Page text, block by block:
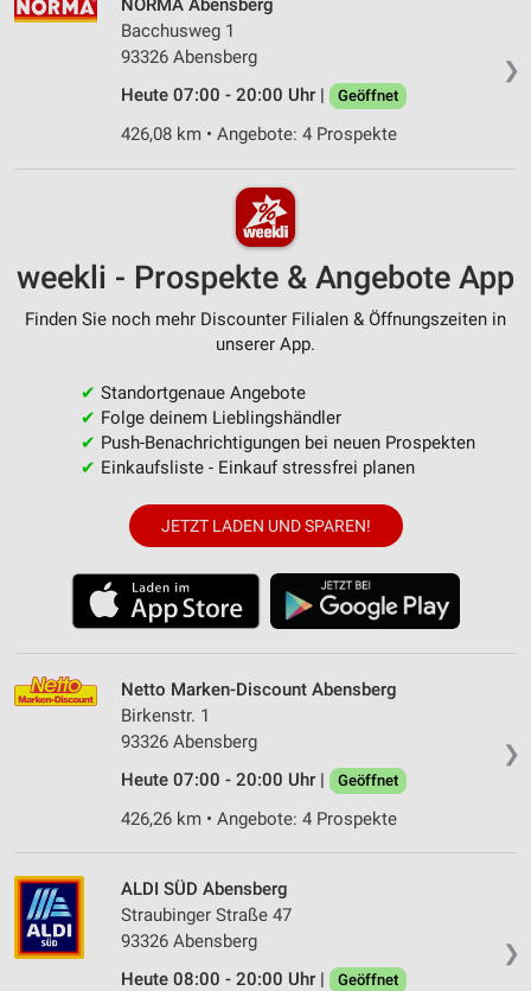
❯
NORMA Abensberg
Bacchusweg 1
93326 Abensberg
Heute 07:00 - 20:00 Uhr |
Geöffnet
426,08 km • Angebote: 4 Prospekte
weekli - Prospekte & Angebote App
Finden Sie noch mehr Discounter Filialen & Öffnungszeiten in
unserer App.
✔ Standortgenaue Angebote
✔ Folge deinem Lieblingshändler
✔ Push-Benachrichtigungen bei neuen Prospekten
✔ Einkaufsliste - Einkauf stressfrei planen
JETZT LADEN UND SPAREN!
❯
Netto Marken-Discount Abensberg
Birkenstr. 1
93326 Abensberg
Heute 07:00 - 20:00 Uhr |
Geöffnet
426,26 km • Angebote: 4 Prospekte
❯
ALDI SÜD Abensberg
Straubinger Straße 47
93326 Abensberg
Heute 08:00 - 20:00 Uhr |
Geöffnet